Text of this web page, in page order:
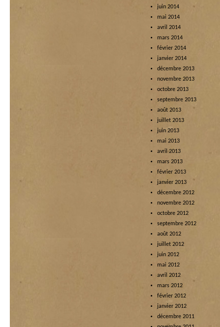
juin 2014
mai 2014
avril 2014
mars 2014
février 2014
janvier 2014
décembre 2013
novembre 2013
octobre 2013
septembre 2013
août 2013
juillet 2013
juin 2013
mai 2013
avril 2013
mars 2013
février 2013
janvier 2013
décembre 2012
novembre 2012
octobre 2012
septembre 2012
août 2012
juillet 2012
juin 2012
mai 2012
avril 2012
mars 2012
février 2012
janvier 2012
décembre 2011